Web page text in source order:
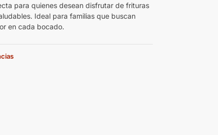
para quienes desean disfrutar de frituras
Ideal para familias que buscan
en cada bocado.